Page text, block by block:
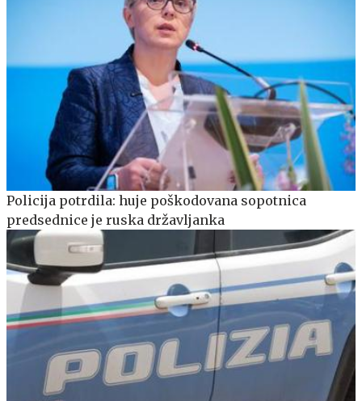
Policija potrdila: huje poškodovana sopotnica
predsednice je ruska državljanka